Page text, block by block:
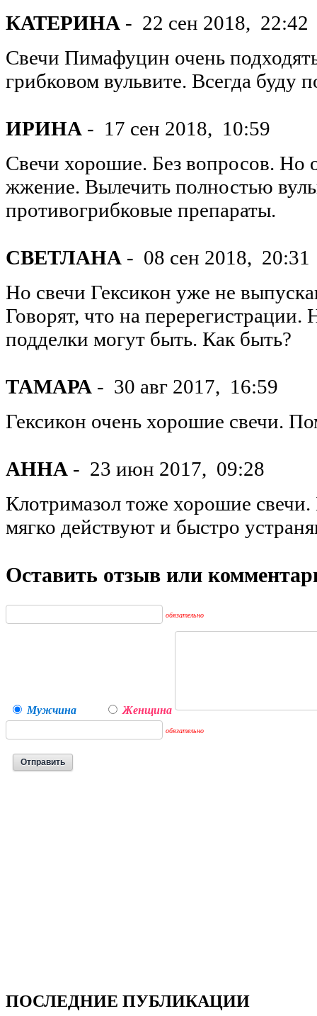
КАТЕРИНА - 22 сен 2018, 22:42
Свечи Пимафуцин очень
грибковом вульвите. Всегда буду
ИРИНА - 17 сен 2018, 10:59
Свечи хорошие. Без вопросов. Но
жжение. Вылечить полностью
противогрибковые препараты.
СВЕТЛАНА - 08 сен 2018, 20:31
Но свечи Гексикон уже не
Говорят, что на
подделки могут быть. Как быть?
ТАМАРА - 30 авг 2017, 16:59
Гексикон очень хорошие свечи.
АННА - 23 июн 2017, 09:28
Клотримазол тоже хорошие
мягко действуют и быстро
Оставить отзыв или
обязательно
Мужчина Женщина
обязательно
ПОСЛЕДНИЕ ПУБЛИКАЦИИ